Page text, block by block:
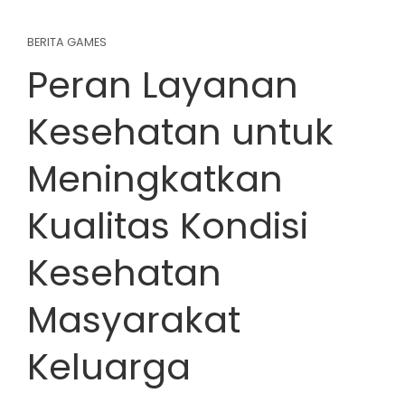
BERITA GAMES
Peran Layanan
Kesehatan untuk
Meningkatkan
Kualitas Kondisi
Kesehatan
Masyarakat
Keluarga